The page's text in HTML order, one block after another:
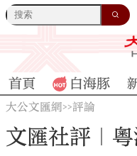
首頁 白海豚
大公文匯網>>評論
文匯社評｜